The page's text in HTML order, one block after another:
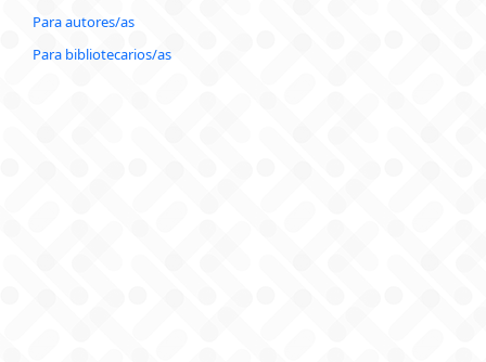
Para autores/as
Para bibliotecarios/as